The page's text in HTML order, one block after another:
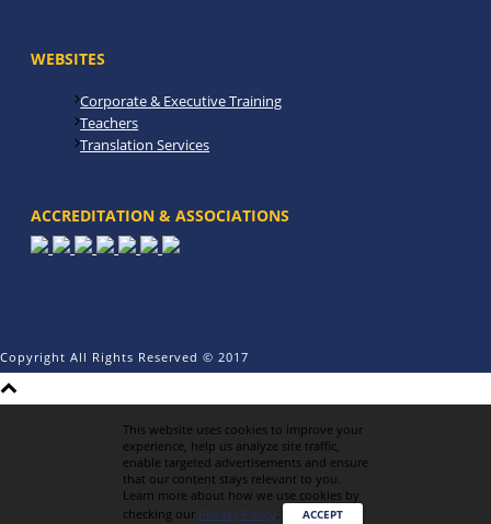
WEBSITES
Corporate & Executive Training
Teachers
Translation Services
ACCREDITATION & ASSOCIATIONS
Copyright All Rights Reserved © 2017
This website uses cookies to improve your
experience, help us analyze site traffic,
enable targeted advertisements and ensure
that our content stays relevant to you.
Learn more about how we use cookies by
checking our Privacy Policy. ACCEPT